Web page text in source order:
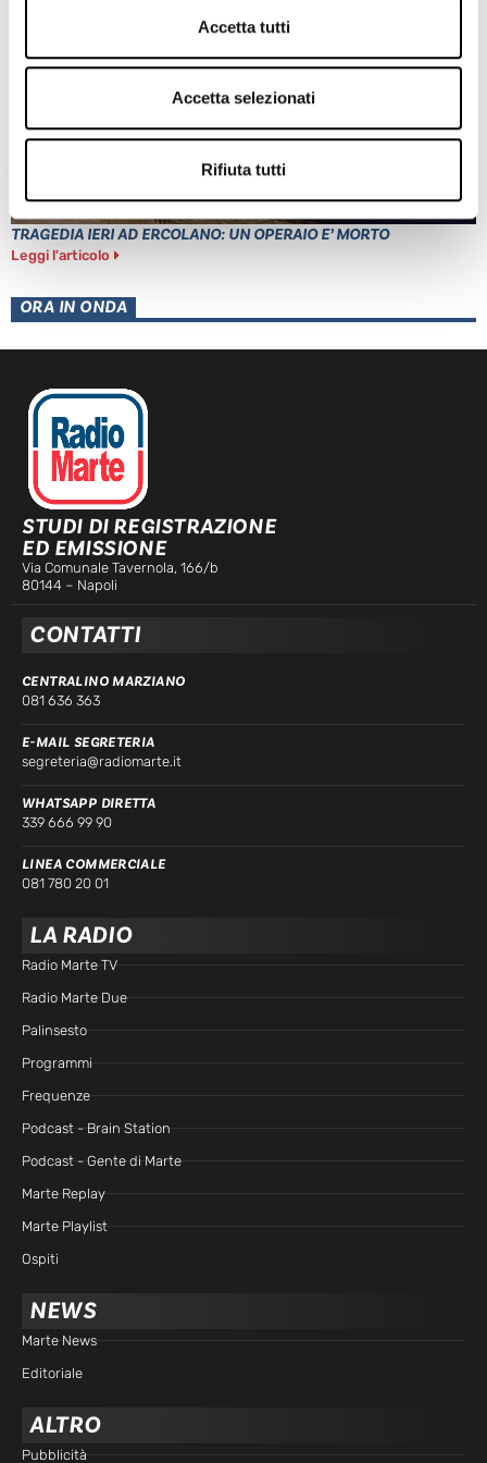
Accetta tutti
Accetta selezionati
Rifiuta tutti
TRAGEDIA IERI AD ERCOLANO: UN OPERAIO E’ MORTO
Leggi l'articolo
ORA IN ONDA
STUDI DI REGISTRAZIONE
ED EMISSIONE
Via Comunale Tavernola, 166/b
80144 – Napoli
CONTATTI
CENTRALINO MARZIANO
081 636 363
E-MAIL SEGRETERIA
segreteria@radiomarte.it
WHATSAPP DIRETTA
339 666 99 90
LINEA COMMERCIALE
081 780 20 01
LA RADIO
Radio Marte TV
Radio Marte Due
Palinsesto
Programmi
Frequenze
Podcast - Brain Station
Podcast - Gente di Marte
Marte Replay
Marte Playlist
Ospiti
NEWS
Marte News
Editoriale
ALTRO
Pubblicità